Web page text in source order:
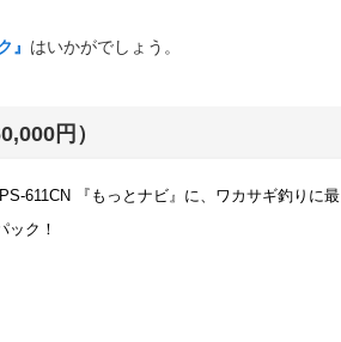
』 はいかがでしょう。
円）
611CN 『もっとナビ』に、ワカサギ釣りに最
ック！